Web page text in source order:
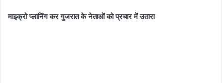
माइक्रो प्लानिंग कर गुजरात के नेताओं को प्रचार में उतारा